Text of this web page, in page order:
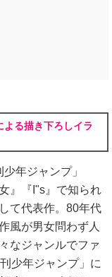
よる描き下ろしイラ
年ジャンプ」
』『I"s』で知られ
て代表作。80年代
風が男女問わず人
なジャンルでファ
少年ジャンプ」に